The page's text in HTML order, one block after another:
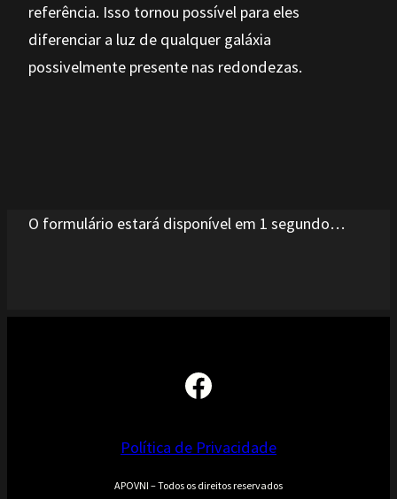
referência. Isso tornou possível para eles
diferenciar a luz de qualquer galáxia
possivelmente presente nas redondezas.
Deixe um comentário
Campos obrigatórios marcados com*